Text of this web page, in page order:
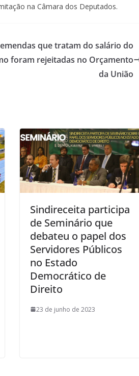
na Câmara dos Deputados.
que tratam do salário do
foram rejeitadas no Orçamento
da União
Sindireceita participa
de Seminário que
debateu o papel dos
Servidores Públicos
no Estado
Democrático de
Direito
23 de junho de 2023